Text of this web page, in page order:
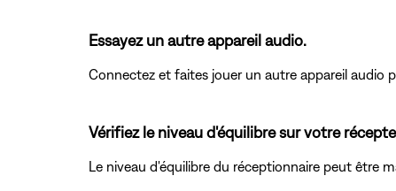
Essayez un autre appareil audio.
Connectez et faites jouer un autre appareil audio
Vérifiez le niveau d'équilibre sur votre
Le niveau d'équilibre du réceptionnaire peut être